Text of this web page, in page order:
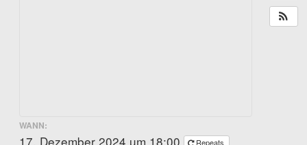
WANN:
17. Dezember 2024 um 18:00 Repeats